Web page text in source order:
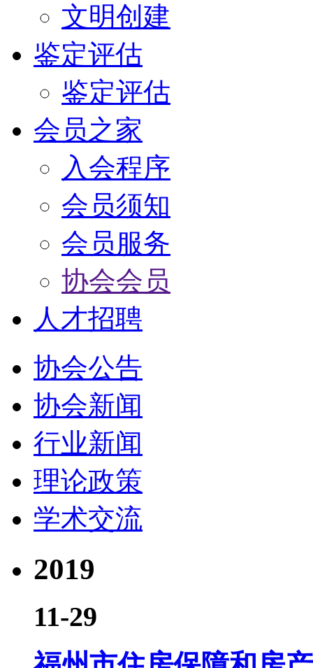
文明创建
鉴定评估
鉴定评估
会员之家
入会程序
会员须知
会员服务
协会会员
人才招聘
协会公告
协会新闻
行业新闻
理论政策
学术交流
2019
11-29